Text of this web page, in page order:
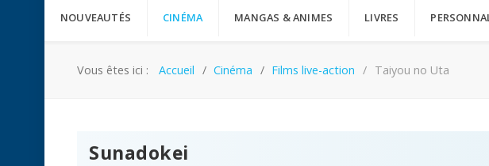
NOUVEAUTÉS CINÉMA MANGAS & ANIMES LIVRES
Vous êtes ici : Accueil Cinéma Films live-action Taiyou no Uta
Sunadokei